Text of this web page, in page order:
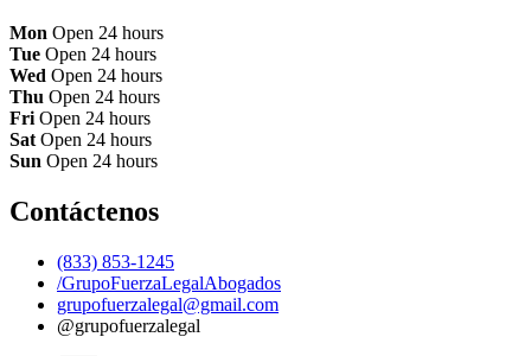
Mon Open 24 hours
Tue Open 24 hours
Wed Open 24 hours
Thu Open 24 hours
Fri Open 24 hours
Sat Open 24 hours
Sun Open 24 hours
Contáctenos
(833) 853-1245
/GrupoFuerzaLegalAbogados
grupofuerzalegal@gmail.com
@grupofuerzalegal